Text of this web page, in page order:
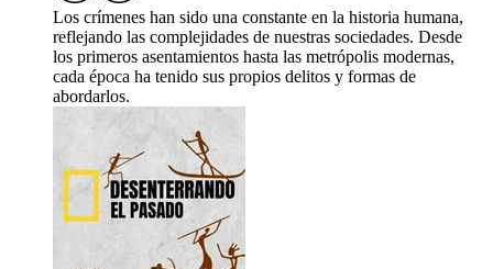
Los crímenes han sido una constante en la historia humana,
reflejando las complejidades de nuestras sociedades. Desde
los primeros asentamientos hasta las metrópolis modernas,
cada época ha tenido sus propios delitos y formas de
abordarlos.